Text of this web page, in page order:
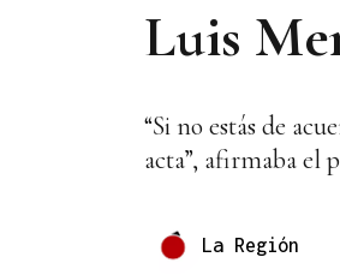
Luis
“Si no estás de
acta”, afirmaba el
La Región